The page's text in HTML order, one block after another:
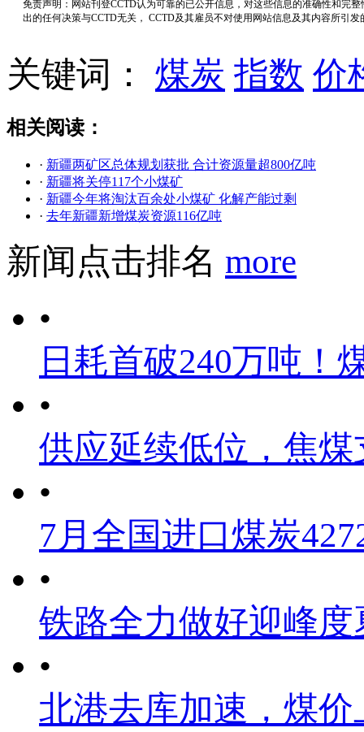
免责声明：网站刊登CCTD认为可靠的已公开信息，对这些信息的准确性和完
出的任何决策与CCTD无关， CCTD及其雇员不对使用网站信息及其内容所引
关键词： 煤炭 指数 价
相关阅读：
· 新疆两矿区总体规划获批 合计资源量超800亿吨
· 新疆将关停117个小煤矿
· 新疆今年将淘汰百余处小煤矿 化解产能过剩
· 去年新疆新增煤炭资源116亿吨
新闻点击排名 more
•
日耗首破240万吨！
•
供应延续低位，焦煤
•
7月全国进口煤炭
•
铁路全力做好迎峰
•
北港去库加速，煤